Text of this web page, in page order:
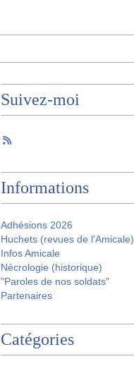
Suivez-moi
Informations
Adhésions 2026
Huchets (revues de l'Amicale)
Infos Amicale
Nécrologie (historique)
"Paroles de nos soldats"
Partenaires
Catégories